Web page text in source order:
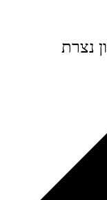
נצרת